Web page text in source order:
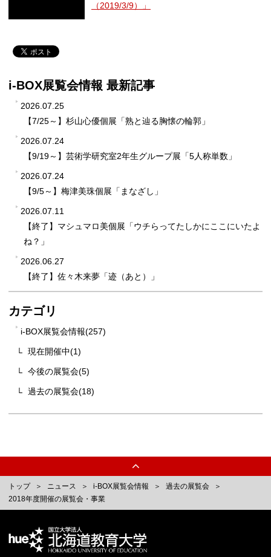
（2019/3/9）」
i-BOX展覧会情報 最新記事
2026.07.25
【7/25～】杉山心優個展「熟と辿る胸懐の輪郭」
2026.07.24
【9/19～】芸術学研究室2年生グループ展「5人称単数」
2026.07.24
【9/5～】梅津美珠個展「まなざし」
2026.07.11
【終了】マシュマロ美個展「ウチらってたしかにここにいたよ
ね？」
2026.06.27
【終了】佐々木来夢「迹（あと）」
カテゴリ
i-BOX展覧会情報(257)
現在開催中(1)
今後の展覧会(5)
過去の展覧会(18)
トップ ニュース i-BOX展覧会情報
過去の展覧会
2018年度開催の展覧会・事業